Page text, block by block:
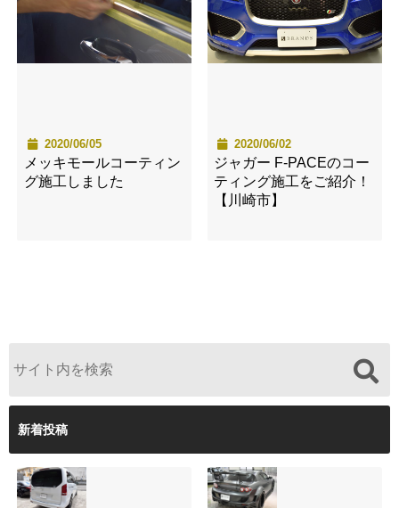
2020/06/05
メッキモールコーティン
グ施工しました
2020/06/02
ジャガー F-PACEのコー
ティング施工をご紹介！
【川崎市】
新着投稿